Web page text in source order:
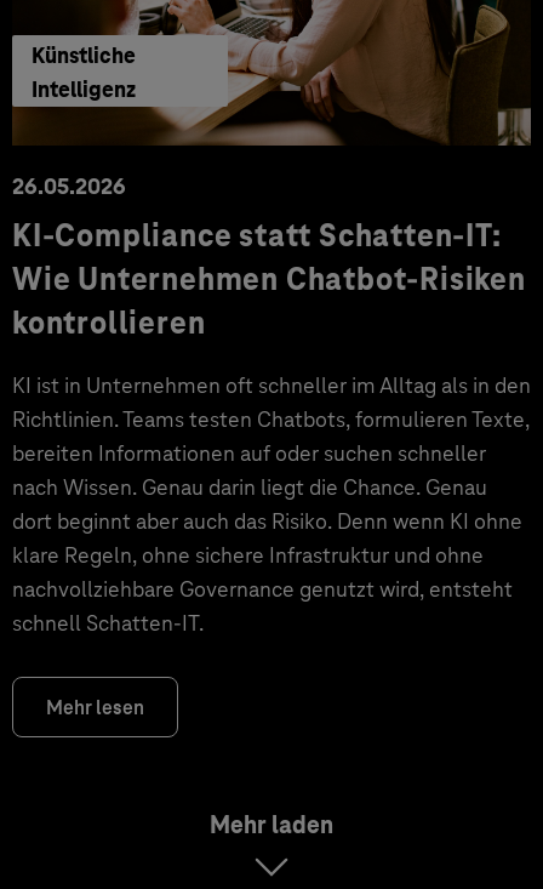
Künstliche
Intelligenz
26.05.2026
KI-Compliance statt Schatten-IT:
Wie Unternehmen Chatbot-Risiken
kontrollieren
KI ist in Unternehmen oft schneller im Alltag als in den
Richtlinien. Teams testen Chatbots, formulieren Texte,
bereiten Informationen auf oder suchen schneller
nach Wissen. Genau darin liegt die Chance. Genau
dort beginnt aber auch das Risiko. Denn wenn KI ohne
klare Regeln, ohne sichere Infrastruktur und ohne
nachvollziehbare Governance genutzt wird, entsteht
schnell Schatten-IT.
Mehr lesen
Mehr laden